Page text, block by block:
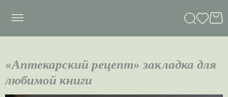
сныть
«Аптекарский рецепт» закладка для
любимой книги